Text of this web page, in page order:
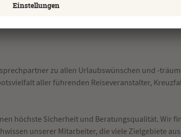
zu allen Urlaubswünschen und -
aller führenden Reiseveranstalter,
höchste Sicherheit und Beratungsqualität. Wir
unserer Mitarbeiter, die viele Zielgebiete